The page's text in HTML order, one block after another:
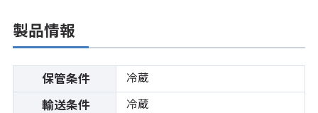
製品情報
保管条件 冷蔵
輸送条件 冷蔵